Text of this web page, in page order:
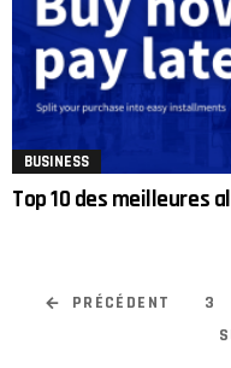
BUSINESS
Top 10 des meilleures
PRÉCÉDENT 3